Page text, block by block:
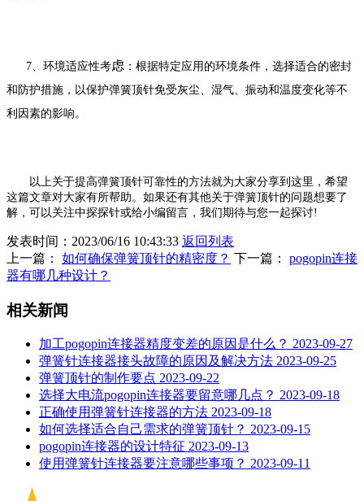
7、环境适应性考虑 ：根据特定应用的环境条件，选择适合的密封
和防护措施，以保护弹簧顶针免受灰尘、湿气、振动和温度变化等不
利因素的影响。
以上关于提高弹簧顶针可靠性的方法就为大家分享到这里，希望
这篇文章对大家有所帮助。如果还有其他关于弹簧顶针的问题想要了
解，可以关注中探探针或给小编留言，我们期待与您一起探讨!
发表时间：2023/06/16 10:43:33 返回列表
上一篇： 如何确保弹簧顶针的精密度？ 下一篇： pogopin连接
器有哪几种设计？
相关新闻
加工pogopin连接器精度变差的原因是什么？ 2023-09-27
弹簧针连接器接头故障的原因及解决方法 2023-09-25
弹簧顶针的制作要点 2023-09-22
选择大电流pogopin连接器要留意哪几点？ 2023-09-18
正确使用弹簧针连接器的方法 2023-09-18
如何选择适合自己需求的弹簧顶针？ 2023-09-15
pogopin连接器的设计特征 2023-09-13
使用弹簧针连接器要注意哪些事项？ 2023-09-11